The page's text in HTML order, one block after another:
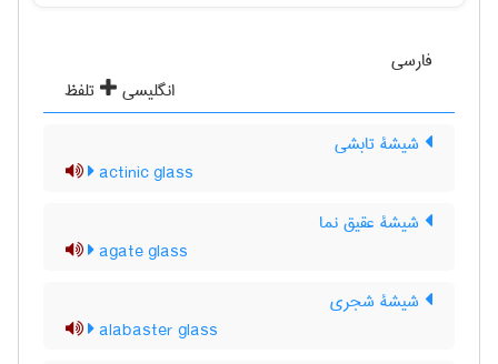
فارسی
انگلیسی
تلفظ
شیشۀ تابشی
actinic glass
شیشۀ عقیق نما
agate glass
شیشۀ شجری
alabaster glass